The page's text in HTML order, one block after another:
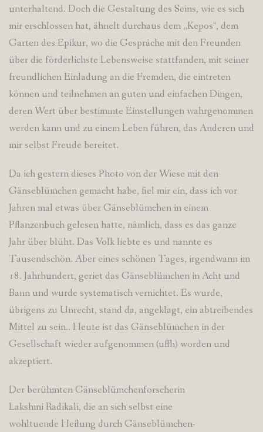
unterhaltend. Doch die Gestaltung des Seins, wie es sich
mir erschlossen hat, ähnelt durchaus dem „Kepos“, dem
Garten des Epikur, wo die Gespräche mit den Freunden
über die förderlichste Lebensweise stattfanden, mit seiner
freundlichen Einladung an die Fremden, die eintreten
können und teilnehmen an guten und einfachen Dingen,
deren Wert über bestimmte Einstellungen wahrgenommen
werden kann und zu einem Leben führen, das Anderen und
mir selbst Freude bereitet.
Da ich gestern dieses Photo von der Wiese mit den
Gänseblümchen gemacht habe, fiel mir ein, dass ich vor
Jahren mal etwas über Gänseblümchen in einem
Pflanzenbuch gelesen hatte, nämlich, dass es das ganze
Jahr über blüht. Das Volk liebte es und nannte es
Tausendschön. Aber eines schönen Tages, irgendwann im
18. Jahrhundert, geriet das Gänseblümchen in Acht und
Bann und wurde systematisch vernichtet. Es wurde,
übrigens zu Unrecht, stand da, angeklagt, ein abtreibendes
Mittel zu sein.. Heute ist das Gänseblümchen in der
Gesellschaft wieder aufgenommen (uffh) worden und
akzeptiert.
Der berühmten Gänseblümchenforscherin
Lakshmi Radikali, die an sich selbst eine
wohltuende Heilung durch Gänseblümchen-